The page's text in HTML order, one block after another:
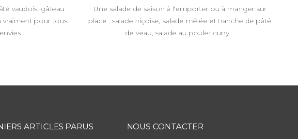
vaudois, gâteau
vraiment pour tous
Une salade de saison à l'emporter ou à manger sur
place : salade niçoise, salade mêlée et tranche de pâté
de veau, salade au poulet curry,…
ARTICLES PARUS NOUS CONTACTER